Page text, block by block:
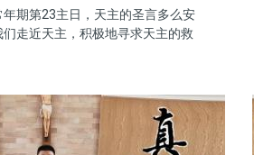
期第23主日，天主的圣言多么安
走近天主，积极地寻求天主的救